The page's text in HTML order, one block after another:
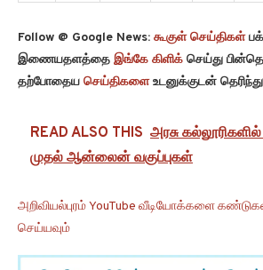
Follow @ Google News: கூகுள் செய்திகள்
இணையதளத்தை இங்கே கிளிக் செய்து
தற்போதைய செய்திகளைஉடனுக்குடன்
READ ALSO THIS அரசு
முதல் ஆன்லைன் வகுப்புகள்
அறிவியல்புரம் YouTube வீடியோக்களை
செய்யவும்